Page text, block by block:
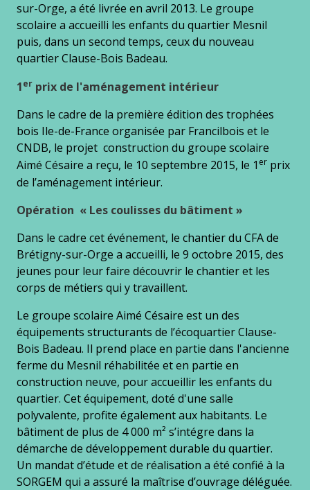
sur-Orge, a été livrée en avril 2013. Le groupe
scolaire a accueilli les enfants du quartier Mesnil
puis, dans un second temps, ceux du nouveau
quartier Clause-Bois Badeau.
1er prix de l'aménagement intérieur
Dans le cadre de la première édition des trophées
bois Ile-de-France organisée par Francilbois et le
CNDB, le projet construction du groupe scolaire
Aimé Césaire a reçu, le 10 septembre 2015, le 1 er prix
de l’aménagement intérieur.
Opération « Les coulisses du bâtiment »
Dans le cadre cet événement, le chantier du CFA de
Brétigny-sur-Orge a accueilli, le 9 octobre 2015, des
jeunes pour leur faire découvrir le chantier et les
corps de métiers qui y travaillent.
Le groupe scolaire Aimé Césaire est un des
équipements structurants de l’écoquartier Clause-
Bois Badeau. Il prend place en partie dans l'ancienne
ferme du Mesnil réhabilitée et en partie en
construction neuve, pour accueillir les enfants du
quartier. Cet équipement, doté d'une salle
polyvalente, profite également aux habitants. Le
bâtiment de plus de 4 000 m² s’intégre dans la
démarche de développement durable du quartier.
Un mandat d’étude et de réalisation a été confié à la
SORGEM qui a assuré la maîtrise d’ouvrage déléguée.